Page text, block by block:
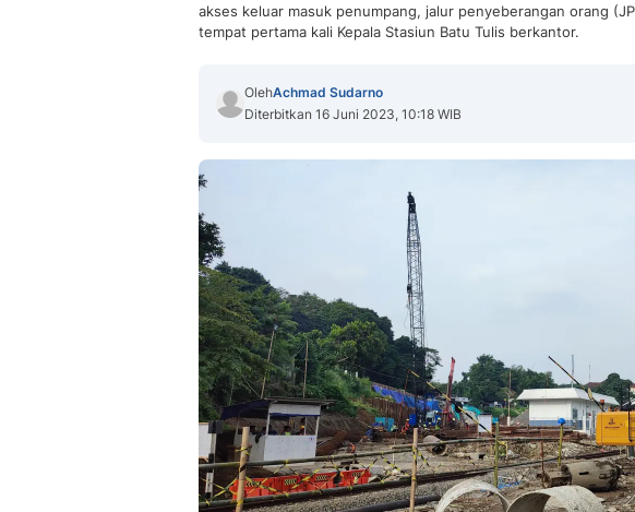
akses keluar masuk penumpang, jalur penyeberangan orang
tempat pertama kali Kepala Stasiun Batu Tulis berkantor.
OlehAchmad Sudarno
Diterbitkan 16 Juni 2023, 10:18 WIB